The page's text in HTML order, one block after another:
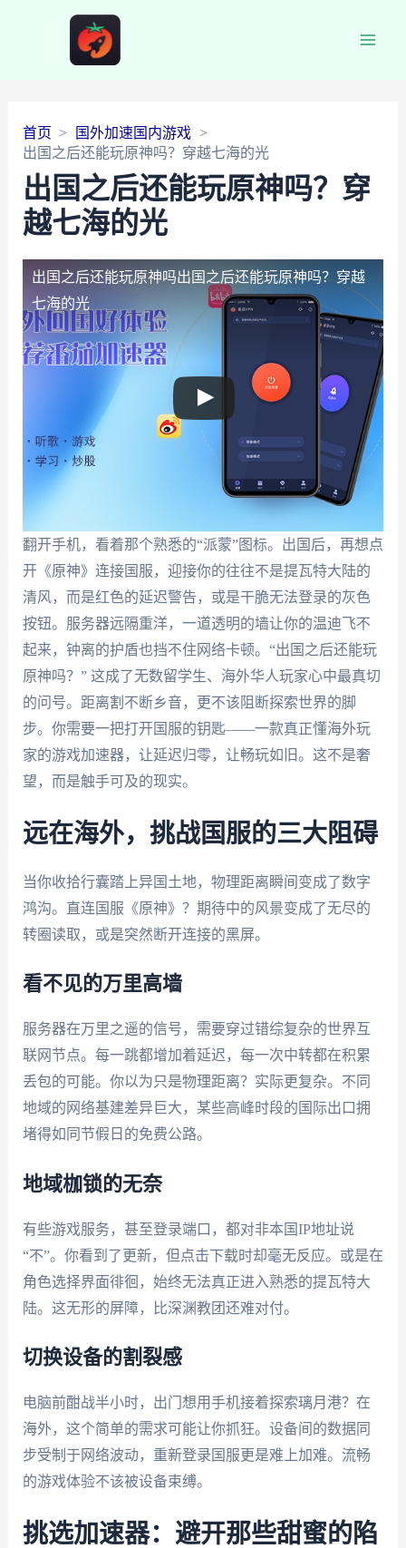
首页
国外加速国内游戏
出国之后还能玩原神吗？穿越七海的光
出国之后还能玩原神吗？穿
越七海的光
出国之后还能玩原神吗出国之后还能玩原神吗？穿越
七海的光
翻开手机，看着那个熟悉的“派蒙”图标。出国后，再想点
开《原神》连接国服，迎接你的往往不是提瓦特大陆的
清风，而是红色的延迟警告，或是干脆无法登录的灰色
按钮。服务器远隔重洋，一道透明的墙让你的温迪飞不
起来，钟离的护盾也挡不住网络卡顿。“出国之后还能玩
原神吗？” 这成了无数留学生、海外华人玩家心中最真切
的问号。距离割不断乡音，更不该阻断探索世界的脚
步。你需要一把打开国服的钥匙——一款真正懂海外玩
家的游戏加速器，让延迟归零，让畅玩如旧。这不是奢
望，而是触手可及的现实。
远在海外，挑战国服的三大阻碍
当你收拾行囊踏上异国土地，物理距离瞬间变成了数字
鸿沟。直连国服《原神》？期待中的风景变成了无尽的
转圈读取，或是突然断开连接的黑屏。
看不见的万里高墙
服务器在万里之遥的信号，需要穿过错综复杂的世界互
联网节点。每一跳都增加着延迟，每一次中转都在积累
丢包的可能。你以为只是物理距离？实际更复杂。不同
地域的网络基建差异巨大，某些高峰时段的国际出口拥
堵得如同节假日的免费公路。
地域枷锁的无奈
有些游戏服务，甚至登录端口，都对非本国IP地址说
“不”。你看到了更新，但点击下载时却毫无反应。或是在
角色选择界面徘徊，始终无法真正进入熟悉的提瓦特大
陆。这无形的屏障，比深渊教团还难对付。
切换设备的割裂感
电脑前酣战半小时，出门想用手机接着探索璃月港？在
海外，这个简单的需求可能让你抓狂。设备间的数据同
步受制于网络波动，重新登录国服更是难上加难。流畅
的游戏体验不该被设备束缚。
挑选加速器：避开那些甜蜜的陷